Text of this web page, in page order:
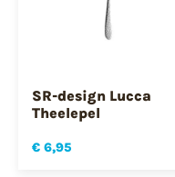
SR-design Lucca
Theelepel
€ 6,95